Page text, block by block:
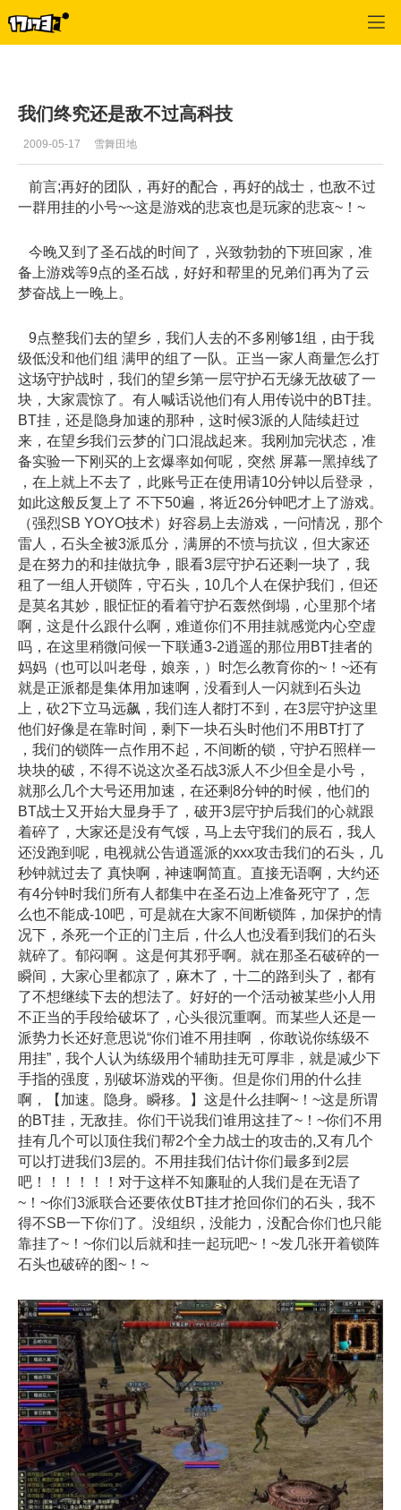
我们终究还是敌不过高科技
2009-05-17 雪舞田地
前言;再好的团队，再好的配合，再好的战士，也敌不过
一群用挂的小号~~这是游戏的悲哀也是玩家的悲哀~！~
今晚又到了圣石战的时间了，兴致勃勃的下班回家，准
备上游戏等9点的圣石战，好好和帮里的兄弟们再为了云
梦奋战上一晚上。
9点整我们去的望乡，我们人去的不多刚够1组，由于我
级低没和他们组 满甲的组了一队。正当一家人商量怎么打
这场守护战时，我们的望乡第一层守护石无缘无故破了一
块，大家震惊了。有人喊话说他们有人用传说中的BT挂。
BT挂，还是隐身加速的那种，这时候3派的人陆续赶过
来，在望乡我们云梦的门口混战起来。我刚加完状态，准
备实验一下刚买的上玄爆率如何呢，突然 屏幕一黑掉线了
，在上就上不去了，此账号正在使用请10分钟以后登录，
如此这般反复上了 不下50遍，将近26分钟吧才上了游戏。
（强烈SB YOYO技术）好容易上去游戏，一问情况，那个
雷人，石头全被3派瓜分，满屏的不愤与抗议，但大家还
是在努力的和挂做抗争，眼看3层守护石还剩一块了，我
租了一组人开锁阵，守石头，10几个人在保护我们，但还
是莫名其妙，眼怔怔的看着守护石轰然倒塌，心里那个堵
啊，这是什么跟什么啊，难道你们不用挂就感觉内心空虚
吗，在这里稍微问候一下联通3-2逍遥的那位用BT挂者的
妈妈（也可以叫老母，娘亲，）时怎么教育你的~！~还有
就是正派都是集体用加速啊，没看到人一闪就到石头边
上，砍2下立马远飙，我们连人都打不到，在3层守护这里
他们好像是在靠时间，剩下一块石头时他们不用BT打了
，我们的锁阵一点作用不起，不间断的锁，守护石照样一
块块的破，不得不说这次圣石战3派人不少但全是小号，
就那么几个大号还用加速，在还剩8分钟的时候，他们的
BT战士又开始大显身手了，破开3层守护后我们的心就跟
着碎了，大家还是没有气馁，马上去守我们的辰石，我人
还没跑到呢，电视就公告逍遥派的xxx攻击我们的石头，几
秒钟就过去了 真快啊，神速啊简直。直接无语啊，大约还
有4分钟时我们所有人都集中在圣石边上准备死守了，怎
么也不能成-10吧，可是就在大家不间断锁阵，加保护的情
况下，杀死一个正的门主后，什么人也没看到我们的石头
就碎了。郁闷啊 。这是何其邪乎啊。就在那圣石破碎的一
瞬间，大家心里都凉了，麻木了，十二的路到头了，都有
了不想继续下去的想法了。好好的一个活动被某些小人用
不正当的手段给破坏了，心头很沉重啊。而某些人还是一
派势力长还好意思说“你们谁不用挂啊 ，你敢说你练级不
用挂”，我个人认为练级用个辅助挂无可厚非，就是减少下
手指的强度，别破坏游戏的平衡。但是你们用的什么挂
啊，【加速。隐身。瞬移。】这是什么挂啊~！~这是所谓
的BT挂，无敌挂。你们干说我们谁用这挂了~！~你们不用
挂有几个可以顶住我们帮2个全力战士的攻击的,又有几个
可以打进我们3层的。不用挂我们估计你们最多到2层
吧！！！！！！对于这样不知廉耻的人我们是在无语了
~！~你们3派联合还要依仗BT挂才抢回你们的石头，我不
得不SB一下你们了。没组织，没能力，没配合你们也只能
靠挂了~！~你们以后就和挂一起玩吧~！~发几张开着锁阵
石头也破碎的图~！~